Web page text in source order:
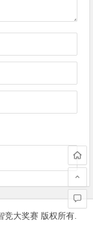
竞大奖赛 版权所有.